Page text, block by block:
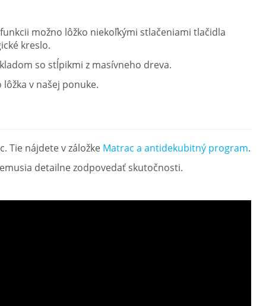
možno lôžko niekoľkými stlačeniami tlačidla
kreslo.
so stĺpikmi z masívneho dreva.
v našej ponuke.
Tie nájdete v záložke Matrac a antidekubitný program.
detailne zodpovedať skutočnosti.